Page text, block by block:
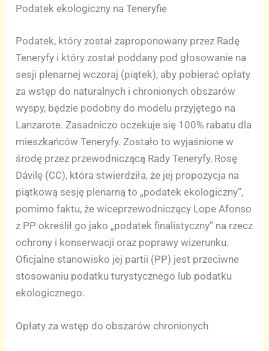
Podatek ekologiczny na Teneryfie
Podatek, który został zaproponowany przez Radę
Teneryfy i który został poddany pod głosowanie na
sesji plenarnej wczoraj (piątek), aby pobierać opłaty
za wstęp do naturalnych i chronionych obszarów
wyspy, będzie podobny do modelu przyjętego na
Lanzarote. Zasadniczo oczekuje się 100% rabatu dla
mieszkańców Teneryfy. Zostało to wyjaśnione w
środę przez przewodniczącą Rady Teneryfy, Rosę
Dávilę (CC), która stwierdziła, że jej propozycja na
piątkową sesję plenarną to „podatek ekologiczny”,
pomimo faktu, że wiceprzewodniczący Lope Afonso
z PP określił go jako „podatek finalistyczny” na rzecz
ochrony i konserwacji oraz poprawy wizerunku.
Oficjalne stanowisko jej partii (PP) jest przeciwne
stosowaniu podatku turystycznego lub podatku
ekologicznego.
Opłaty za wstęp do obszarów chronionych